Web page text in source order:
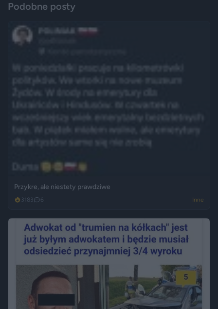
Podobne posty
Przykre, ale niestety prawdziwe
3183 6 Inne